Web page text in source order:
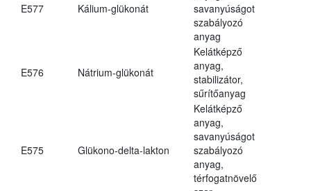
E577 Kálium-glükonát
savanyúságot
szabályozó
anyag
E576 Nátrium-glükonát
Kelátképző
anyag,
stabilizátor,
sűrítőanyag
E575 Glükono-delta-lakton
Kelátképző
anyag,
savanyúságot
szabályozó
anyag,
térfogatnövelő